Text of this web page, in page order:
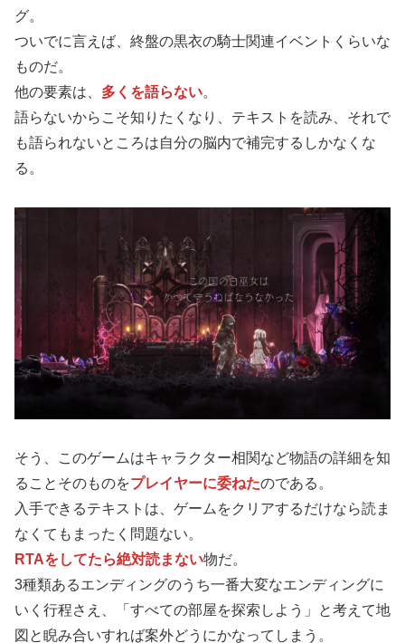
グ。
ついでに言えば、終盤の黒衣の騎士関連イベントくらいな
ものだ。
他の要素は、 多くを語らない。
語らないからこそ知りたくなり、テキストを読み、それで
も語られないところは自分の脳内で補完するしかなくな
る。
そう、このゲームはキャラクター相関など物語の詳細を知
ることそのものをプレイヤーに委ねたのである。
入手できるテキストは、ゲームをクリアするだけなら読ま
なくてもまったく問題ない。
RTAをしてたら絶対読まない物だ。
3種類あるエンディングのうち一番大変なエンディングに
いく行程さえ、「すべての部屋を探索しよう」と考えて地
図と睨み合いすれば案外どうにかなってしまう。